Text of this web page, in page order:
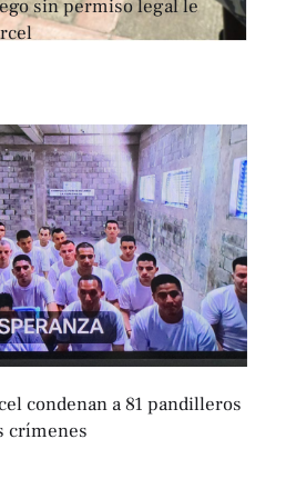
sin permiso legal le
condenan a 81 pandilleros
crímenes